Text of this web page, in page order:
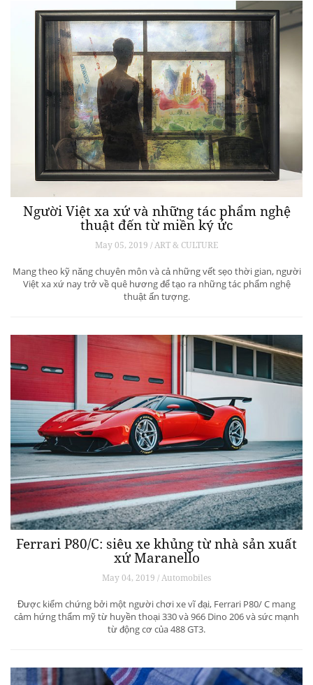
Người Việt xa xứ và những tác phẩm nghệ
thuật đến từ miền ký ức
May 05, 2019 / ART & CULTURE
Mang theo kỹ năng chuyên môn và cả những vết sẹo thời gian, người
Việt xa xứ nay trở về quê hương để tạo ra những tác phẩm nghệ
thuật ấn tượng.
Ferrari P80/C: siêu xe khủng từ ​​nhà sản xuất
xứ Maranello
May 04, 2019 / Automobiles
Được kiểm chứng bởi một người chơi xe vĩ đại, Ferrari P80/ C mang
cảm hứng thẩm mỹ từ huyền thoại 330 và 966 Dino 206 và sức mạnh
từ động cơ của 488 GT3.